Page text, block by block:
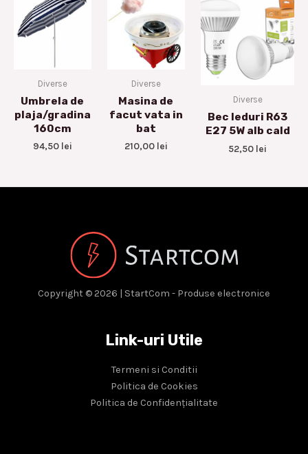
Diverse
Umbrela de
plaja/gradina
160cm
94,50 lei
Diverse
Masina de
facut vata in
bat
210,00 lei
Diverse
Bec leduri R63
E27 5W alb cald
52,50 lei
Copyright © 2026 | StartCom - Produse electronice
Link-uri Utile
Termeni si Conditii
Politica de Cookies
Politica de Confidențialitate